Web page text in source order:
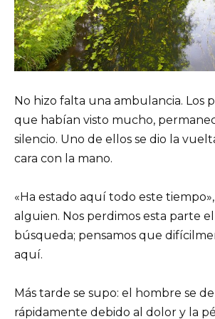
No hizo falta una ambulancia. Los
que habían visto mucho,
silencio. Uno de ellos se dio la
cara con la mano.
«Ha estado aquí todo este
alguien. Nos perdimos esta parte
búsqueda; pensamos que
aquí.
Más tarde se supo: el hombre se
rápidamente debido al dolor y la